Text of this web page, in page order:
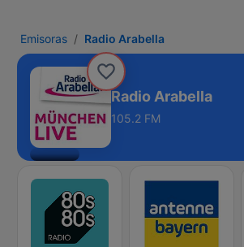
Emisoras Radio Arabella
Radio Arabella
105.2 FM